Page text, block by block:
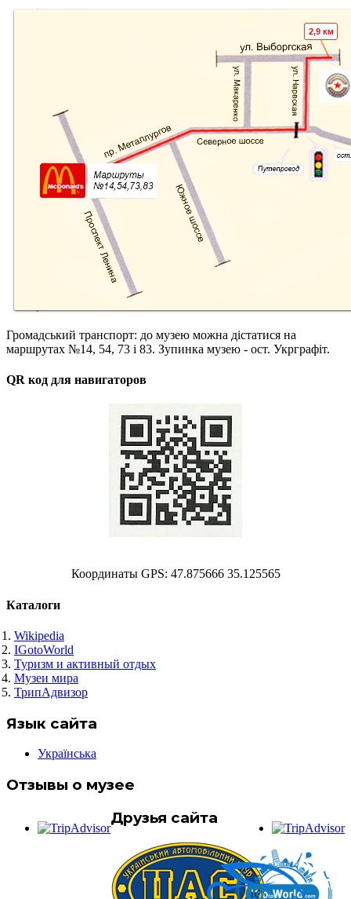
Громадський транспорт: до музею можна дістатися на
маршрутах №14, 54, 73 і 83. Зупинка музею - ост. Укрграфіт.
QR код для навигаторов
Координаты GPS: 47.875666 35.125565
Каталоги
Wikipedia
IGotoWorld
Туризм и активный отдых
Музеи мира
ТрипАдвизор
Язык сайта
Українська
Отзывы о музее
Друзья сайта